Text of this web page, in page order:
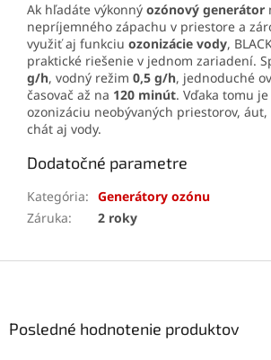
Ak hľadáte výkonný ozónový generátor
nepríjemného zápachu v priestore a
využiť aj funkciu ozonizácie vody,
praktické riešenie v jednom zariadení.
g/h, vodný režim 0,5 g/h, jednoduché
časovač až na 120 minút. Vďaka tomu
ozonizáciu neobývaných priestorov, áut,
chát aj vody.
Dodatočné parametre
Kategória: Generátory ozónu
Záruka: 2 roky
Posledné hodnotenie produktov